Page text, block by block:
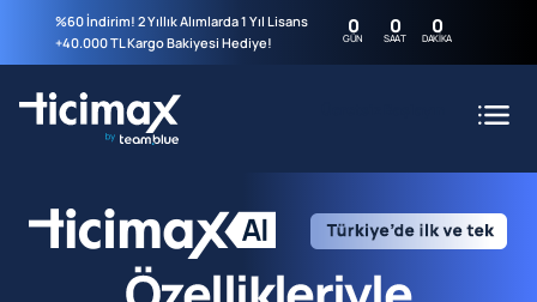
%60 İndirim! 2 Yıllık Alımlarda 1 Yıl Lisans
+40.000 TL Kargo Bakiyesi Hediye!
0
GÜN 0
SAAT 0
DAKIKA